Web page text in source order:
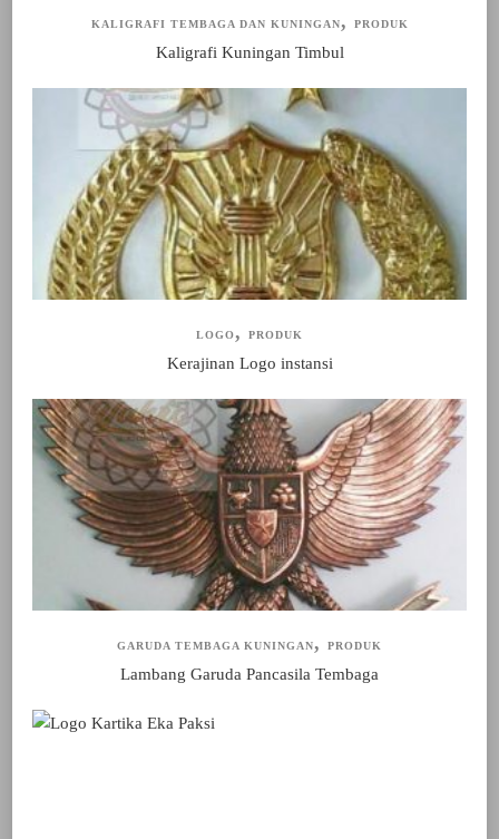
KALIGRAFI TEMBAGA DAN KUNINGAN PRODUK
Kaligrafi Kuningan Timbul
LOGO PRODUK
Kerajinan Logo instansi
GARUDA TEMBAGA KUNINGAN PRODUK
Lambang Garuda Pancasila Tembaga